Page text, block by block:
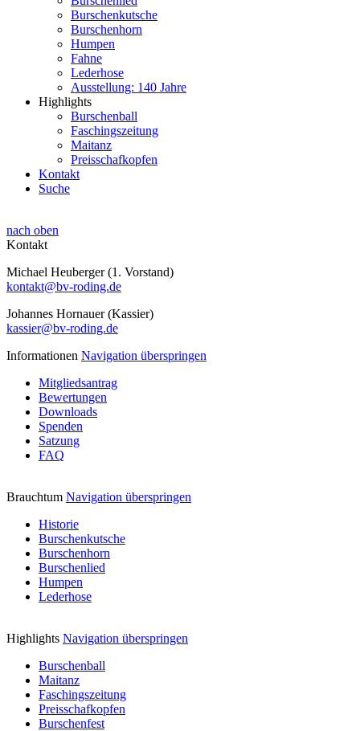
Burschenkutsche
Burschenhorn
Humpen
Fahne
Lederhose
Ausstellung: 140 Jahre
Highlights
Burschenball
Faschingszeitung
Maitanz
Preisschafkopfen
Kontakt
Suche
nach oben
Kontakt
Michael Heuberger (1. Vorstand)
kontakt@bv-roding.de
Johannes Hornauer (Kassier)
kassier@bv-roding.de
Informationen Navigation überspringen
Mitgliedsantrag
Bewertungen
Downloads
Spenden
Satzung
FAQ
Brauchtum Navigation überspringen
Historie
Burschenkutsche
Burschenhorn
Burschenlied
Humpen
Lederhose
Highlights Navigation überspringen
Burschenball
Maitanz
Faschingszeitung
Preisschafkopfen
Burschenfest